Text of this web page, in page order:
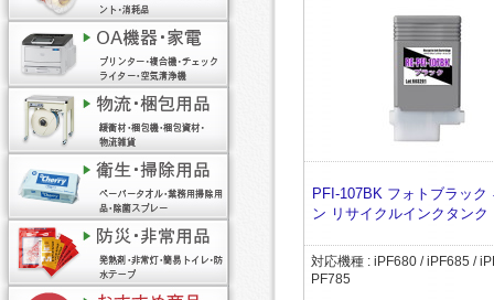
PFI-107BK フォトブラック
ン リサイクルインクタンク
対応機種 : iPF680 / iPF685 /
PF785